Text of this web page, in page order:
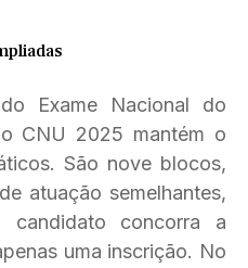
Exame Nacional do
CNU 2025 mantém o
São nove blocos,
atuação semelhantes,
concorra a
uma inscrição. No